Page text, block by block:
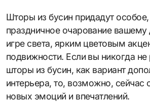
Шторы из бусин придадут
праздничное очарование
игре света, ярким цветовым
подвижности. Если вы никогда
шторы из бусин, как вариант
интерьера, то, возможно, сейчас
новых эмоций и впечатлений.